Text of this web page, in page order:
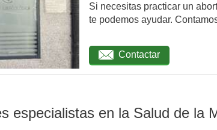
Si necesitas practicar un
te podemos ayudar.
Contactar
especialistas en la Salud de la